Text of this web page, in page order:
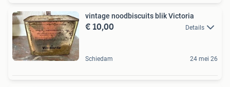
vintage noodbiscuits blik Victoria
€ 10,00 Details
Schiedam 24 mei 26